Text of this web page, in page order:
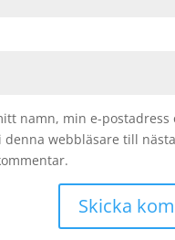
namn, min e-postadress
denna webbläsare till